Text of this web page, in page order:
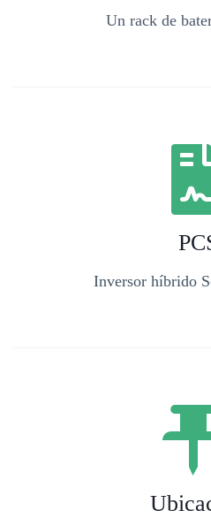
Un rack de
Inversor híbrido